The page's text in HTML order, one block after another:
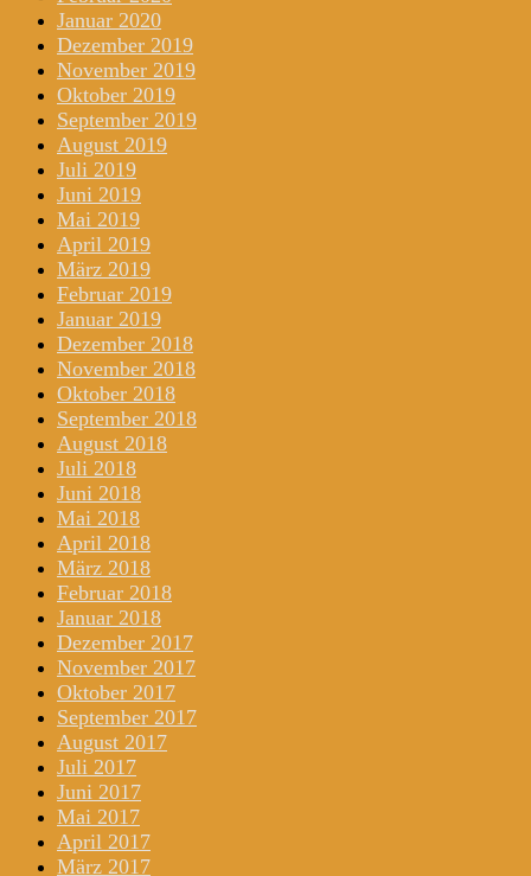
Januar 2020
Dezember 2019
November 2019
Oktober 2019
September 2019
August 2019
Juli 2019
Juni 2019
Mai 2019
April 2019
März 2019
Februar 2019
Januar 2019
Dezember 2018
November 2018
Oktober 2018
September 2018
August 2018
Juli 2018
Juni 2018
Mai 2018
April 2018
März 2018
Februar 2018
Januar 2018
Dezember 2017
November 2017
Oktober 2017
September 2017
August 2017
Juli 2017
Juni 2017
Mai 2017
April 2017
März 2017